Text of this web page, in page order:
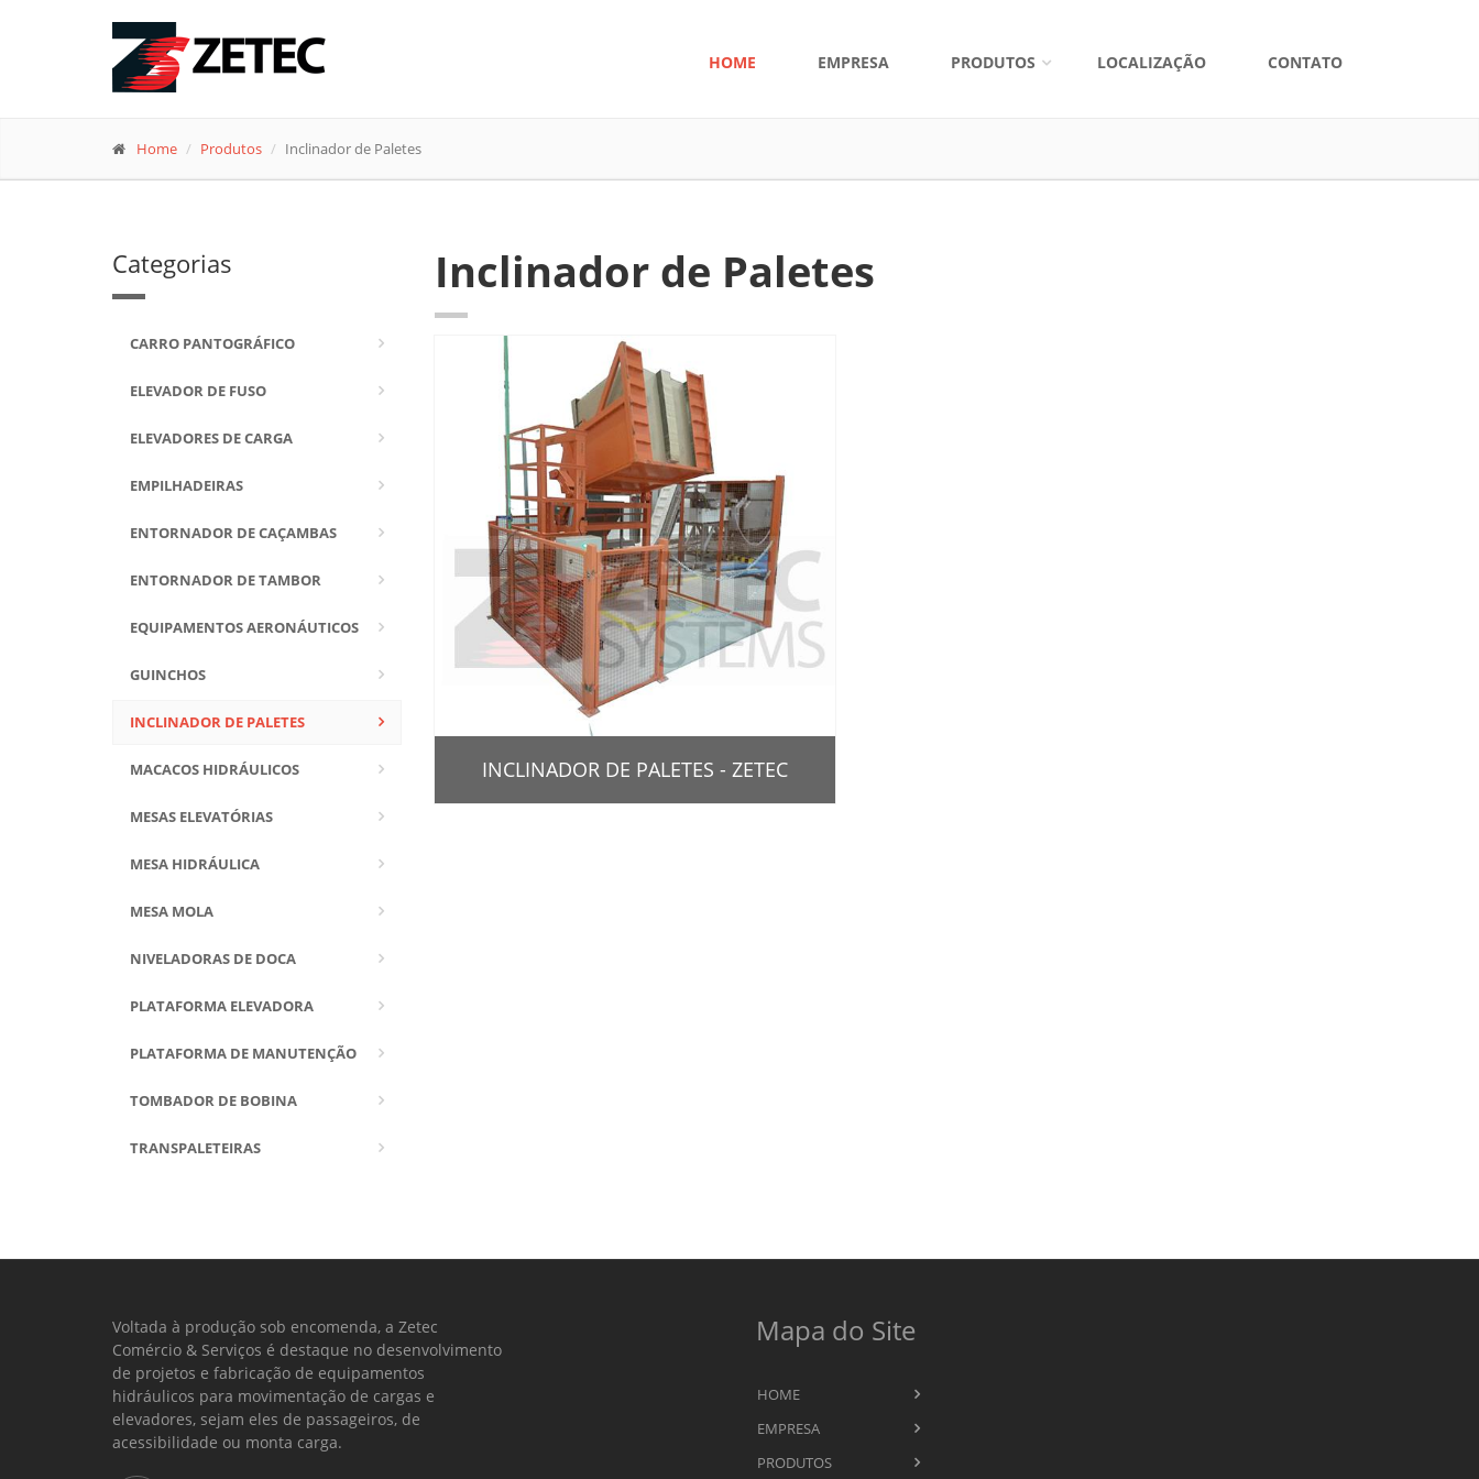
HOME EMPRESA PRODUTOS LOCALIZAÇÃO CONTATO
Home Produtos Inclinador de Paletes
Categorias
CARRO PANTOGRÁFICO
ELEVADOR DE FUSO
ELEVADORES DE CARGA
EMPILHADEIRAS
ENTORNADOR DE CAÇAMBAS
ENTORNADOR DE TAMBOR
EQUIPAMENTOS AERONÁUTICOS
GUINCHOS
INCLINADOR DE PALETES
MACACOS HIDRÁULICOS
MESAS ELEVATÓRIAS
MESA HIDRÁULICA
MESA MOLA
NIVELADORAS DE DOCA
PLATAFORMA ELEVADORA
PLATAFORMA DE MANUTENÇÃO
TOMBADOR DE BOBINA
TRANSPALETEIRAS
Inclinador de Paletes
INCLINADOR DE PALETES - ZETEC
Voltada à produção sob encomenda, a Zetec
Comércio & Serviços é destaque no desenvolvimento
de projetos e fabricação de equipamentos
hidráulicos para movimentação de cargas e
elevadores, sejam eles de passageiros, de
acessibilidade ou monta carga.
Mapa do Site
HOME
EMPRESA
PRODUTOS